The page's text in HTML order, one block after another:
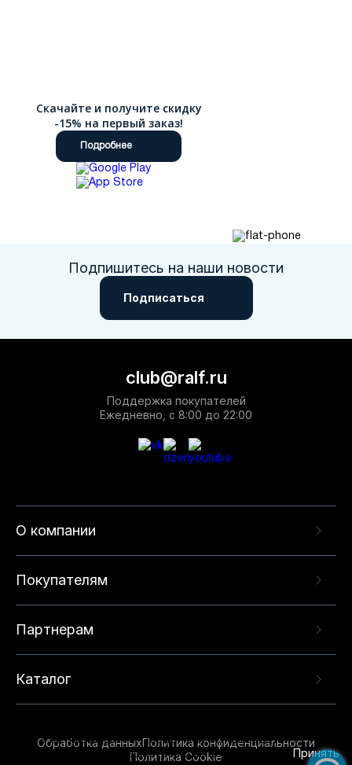
Скачайте и получите скидку
-15% на первый заказ!
Подробнее
Подпишитесь на наши новости
Подписаться
О компании
Покупателям
Партнерам
Каталог
club@ralf.ru
Поддержка покупателей
Ежедневно, с 8:00 до 22:00
Обработка данныхПолитика конфиденциальности
Политика Cookie
опыта на нашем сайте. Продолжая использовать
данный сайт, вы соглашаетесь с использованием
Принять